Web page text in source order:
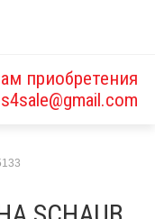
приобретения